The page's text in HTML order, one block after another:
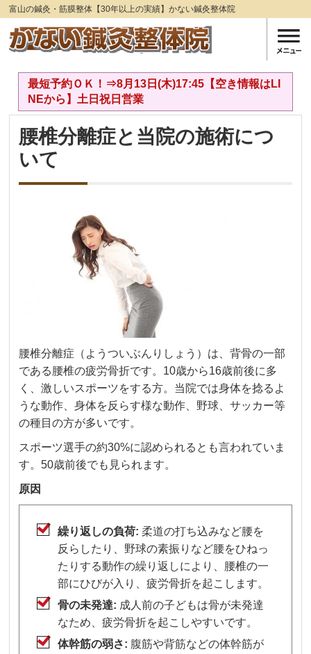
富山の鍼灸・筋膜整体【30年以上の実績】かない鍼灸整体院
最短予約ＯＫ！⇒8月13日(木)17:45【空き情報はLI
NEから】土日祝日営業
腰椎分離症と当院の施術につ
いて
腰椎分離症（ようついぶんりしょう）は、背骨の一部
である腰椎の疲労骨折です。10歳から16歳前後に多
く、激しいスポーツをする方。当院では身体を捻るよ
うな動作、身体を反らす様な動作、野球、サッカー等
の種目の方が多いです。
スポーツ選手の約30%に認められるとも言われていま
す。50歳前後でも見られます。
原因
繰り返しの負荷: 柔道の打ち込みなど腰を
反らしたり、野球の素振りなど腰をひねっ
たりする動作の繰り返しにより、腰椎の一
部にひびが入り、疲労骨折を起こします。
骨の未発達: 成人前の子どもは骨が未発達
なため、疲労骨折を起こしやすいです。
体幹筋の弱さ: 腹筋や背筋などの体幹筋が